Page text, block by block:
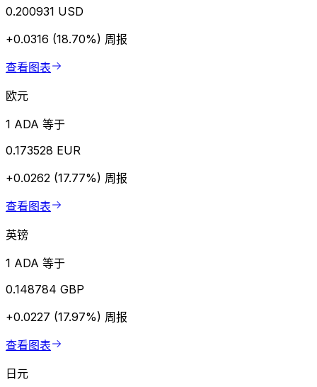
0.200931 USD
+0.0316 (18.70%) 周报
查看图表
欧元
1 ADA 等于
0.173528 EUR
+0.0262 (17.77%) 周报
查看图表
英镑
1 ADA 等于
0.148784 GBP
+0.0227 (17.97%) 周报
查看图表
日元